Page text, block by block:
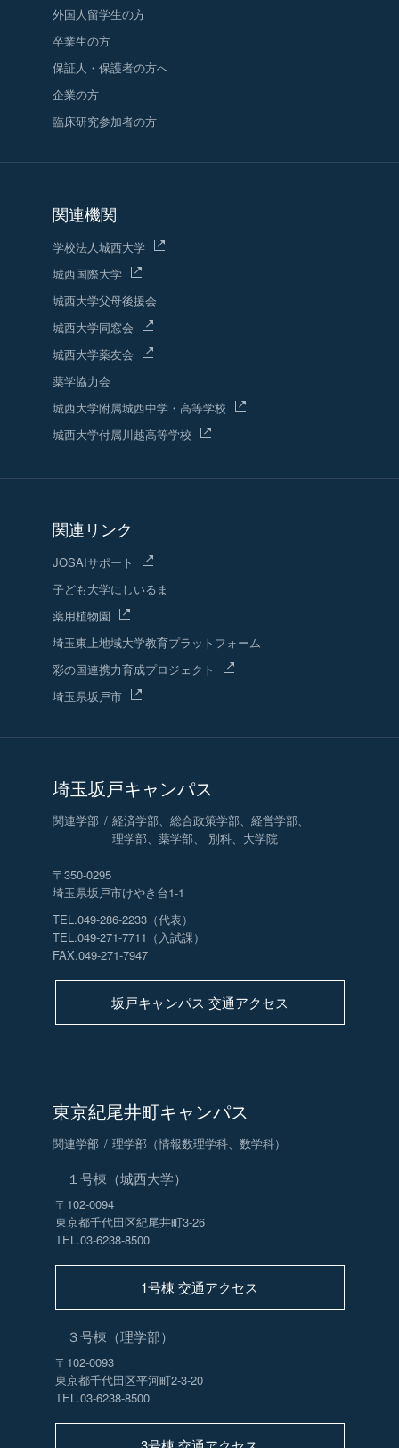
外国人留学生の方
卒業生の方
保証人・保護者の方へ
企業の方
臨床研究参加者の方
関連機関
学校法人城西大学
城西国際大学
城西大学父母後援会
城西大学同窓会
城西大学薬友会
薬学協力会
城西大学附属城西中学・高等学校
城西大学付属川越高等学校
関連リンク
JOSAIサポート
子ども大学にしいるま
薬用植物園
埼玉東上地域大学教育プラットフォーム
彩の国連携力育成プロジェクト
埼玉県坂戸市
埼玉坂戸キャンパス
関連学部
経済学部、総合政策学部、経営学部、
理学部、薬学部、 別科、大学院
〒350-0295
埼玉県坂戸市けやき台1-1
TEL.049-286-2233（代表）
TEL.049-271-7711（入試課）
FAX.049-271-7947
坂戸キャンパス 交通アクセス
東京紀尾井町キャンパス
関連学部 理学部（情報数理学科、数学科）
１号棟（城西大学）
〒102-0094
東京都千代田区紀尾井町3-26
TEL.03-6238-8500
1号棟 交通アクセス
３号棟（理学部）
〒102-0093
東京都千代田区平河町2-3-20
TEL.03-6238-8500